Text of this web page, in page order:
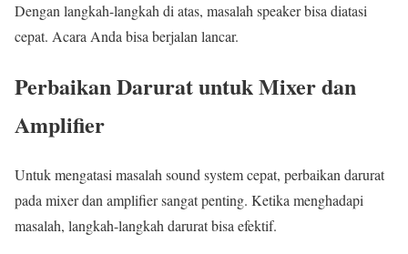
Dengan langkah-langkah di atas, masalah speaker bisa diatasi
cepat. Acara Anda bisa berjalan lancar.
Perbaikan Darurat untuk Mixer dan
Amplifier
Untuk mengatasi masalah sound system cepat, perbaikan darurat
pada mixer dan amplifier sangat penting. Ketika menghadapi
masalah, langkah-langkah darurat bisa efektif.